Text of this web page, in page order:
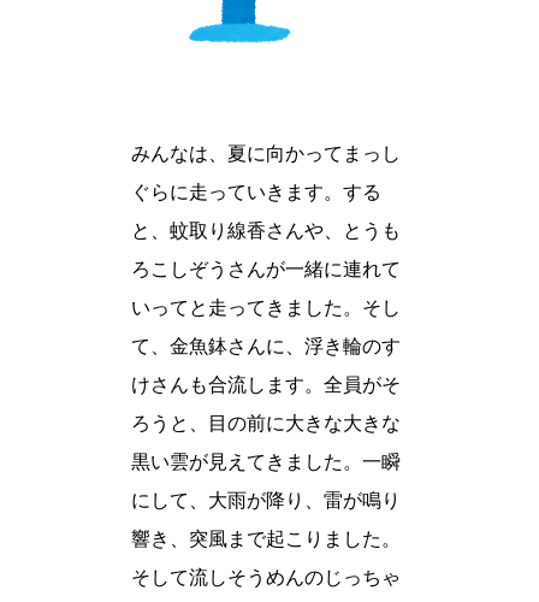
みんなは、夏に向かってまっし
ぐらに走っていきます。する
と、蚊取り線香さんや、とうも
ろこしぞうさんが一緒に連れて
いってと走ってきました。そし
て、金魚鉢さんに、浮き輪のす
けさんも合流します。全員がそ
ろうと、目の前に大きな大きな
黒い雲が見えてきました。一瞬
にして、大雨が降り、雷が鳴り
響き、突風まで起こりました。
そして流しそうめんのじっちゃ